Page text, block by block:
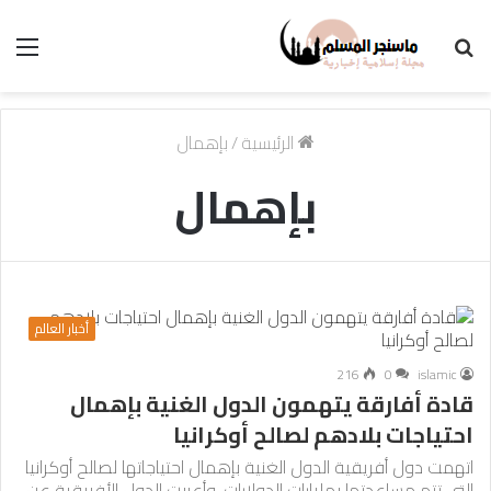
الرئيسية/بإهمال
بإهمال
أخبار العالم
islamic
0
216
قادة أفارقة يتهمون الدول الغنية بإهمال
احتياجات بلادهم لصالح أوكرانيا
اتهمت دول أفريقية الدول الغنية بإهمال احتياجاتها لصالح أوكرانيا